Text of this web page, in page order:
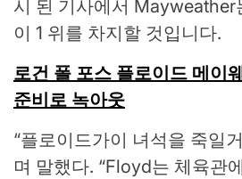
시 된 기사에서 Mayweather
이 1 위를 차지할 것입니다.
로건 폴 포스 플로이드 메이
준비로 녹아웃
“플로이드가이 녀석을 죽일
며 말했다. “Floyd는 체육관